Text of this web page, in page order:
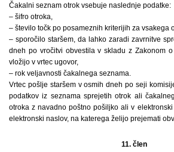
Čakalni seznam otrok vsebuje naslednje podatke:
– šifro otroka,
– število točk po posameznih kriterijih za vsakega
– sporočilo staršem, da lahko zaradi zavrnitve
dneh po vročitvi obvestila v skladu z Zakonom
vložijo v vrtec ugovor,
– rok veljavnosti čakalnega seznama.
Vrtec pošlje staršem v osmih dneh po seji
podatkov iz seznama sprejetih otrok ali
otroka z navadno poštno pošiljko ali v
elektronski naslov, na katerega želijo prejemati
11. člen